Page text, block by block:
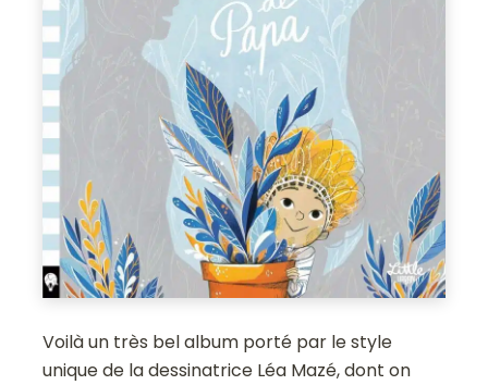
Voilà un très bel album porté par le style
unique de la dessinatrice Léa Mazé, dont on